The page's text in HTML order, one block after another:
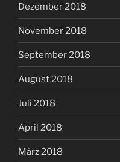
Dezember 2018
November 2018
September 2018
August 2018
Juli 2018
April 2018
März 2018